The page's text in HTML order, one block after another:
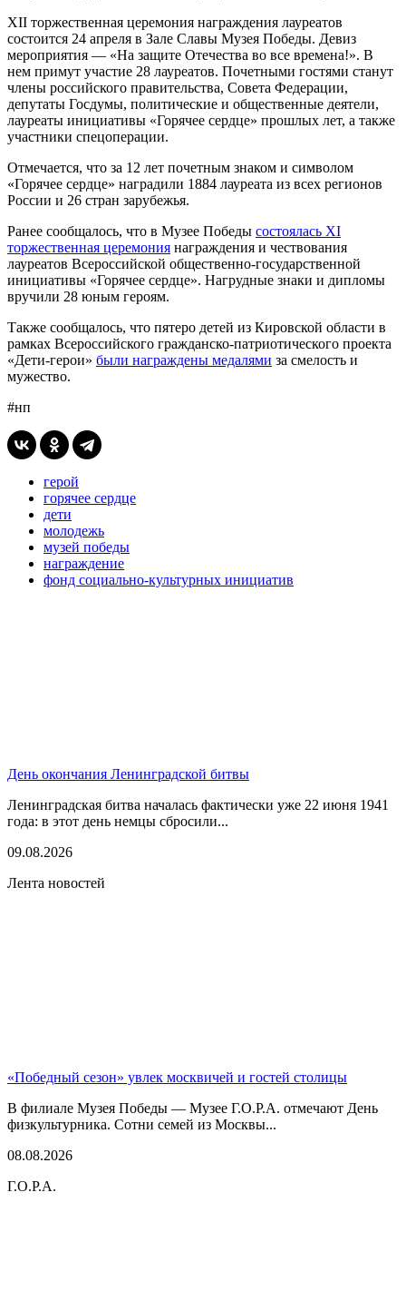
XII торжественная церемония награждения лауреатов
состоится 24 апреля в Зале Славы Музея Победы. Девиз
мероприятия — «На защите Отечества во все времена!». В
нем примут участие 28 лауреатов. Почетными гостями станут
члены российского правительства, Совета Федерации,
депутаты Госдумы, политические и общественные деятели,
лауреаты инициативы «Горячее сердце» прошлых лет, а также
участники спецоперации.
Отмечается, что за 12 лет почетным знаком и символом
«Горячее сердце» наградили 1884 лауреата из всех регионов
России и 26 стран зарубежья.
Ранее сообщалось, что в Музее Победы состоялась XI
торжественная церемония награждения и чествования
лауреатов Всероссийской общественно-государственной
инициативы «Горячее сердце». Нагрудные знаки и дипломы
вручили 28 юным героям.
Также сообщалось, что пятеро детей из Кировской области в
рамках Всероссийского гражданско-патриотического проекта
«Дети-герои» были награждены медалями за смелость и
мужество.
#нп
герой
горячее сердце
дети
молодежь
музей победы
награждение
фонд социально-культурных инициатив
День окончания Ленинградской битвы
Ленинградская битва началась фактически уже 22 июня 1941
года: в этот день немцы сбросили...
09.08.2026
Лента новостей
«Победный сезон» увлек москвичей и гостей столицы
В филиале Музея Победы — Музее Г.О.Р.А. отмечают День
физкультурника. Сотни семей из Москвы...
08.08.2026
Г.О.Р.А.